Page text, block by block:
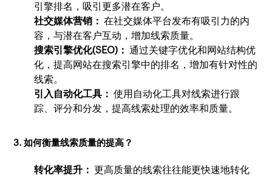
引擎排名，吸引更多潜在客户。
社交媒体营销： 在社交媒体平台发布有吸引力的内
容，与潜在客户互动，增加线索质量。
搜索引擎优化(SEO)： 通过关键字优化和网站结构优
化，提高网站在搜索引擎中的排名，增加有针对性的
线索。
引入自动化工具： 使用自动化工具对线索进行跟
踪、评分和分发，提高线索处理的效率和质量。
3. 如何衡量线索质量的提高？
转化率提升： 更高质量的线索往往能更快速地转化